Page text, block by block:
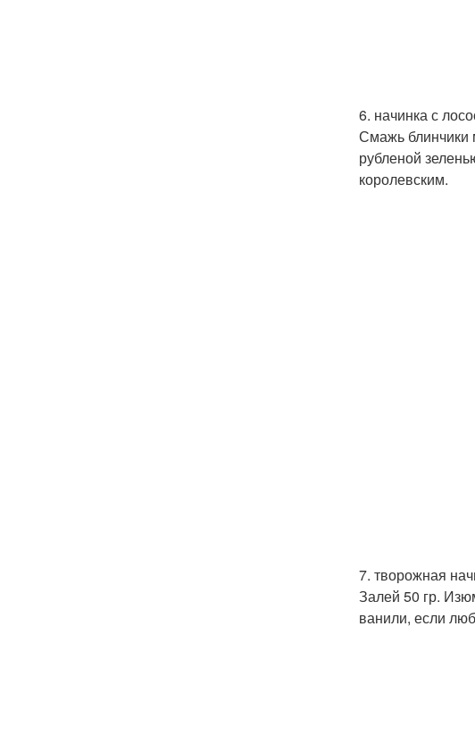
6. начинка с
Смажь блинчики
рубленой
королевским.
7. творожная
Залей 50 гр.
ванили, если